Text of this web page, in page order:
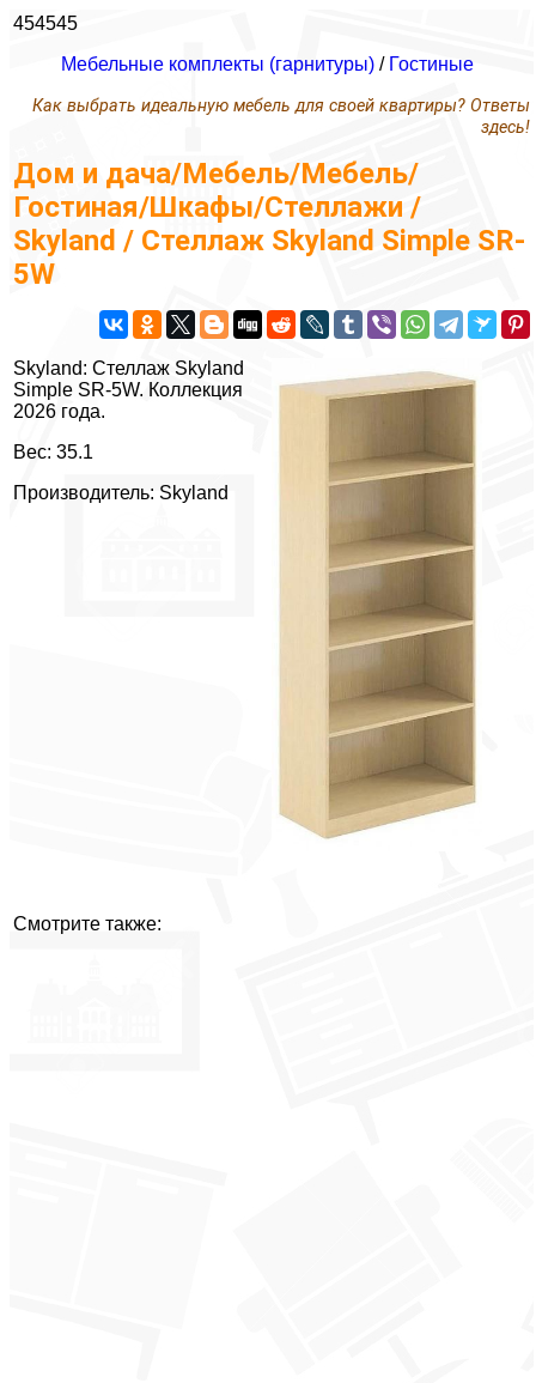
454545
Мебельные комплекты (гарнитуры) / Гостиные
Как выбрать идеальную мебель для своей квартиры? Ответы
здесь!
Дом и дача/Мебель/Мебель/
Гостиная/Шкафы/Стеллажи /
Skyland / Стеллаж Skyland Simple SR-
5W
Skyland: Стеллаж Skyland
Simple SR-5W. Коллекция
2026 года.
Вес: 35.1
Производитель: Skyland
Смотрите также: